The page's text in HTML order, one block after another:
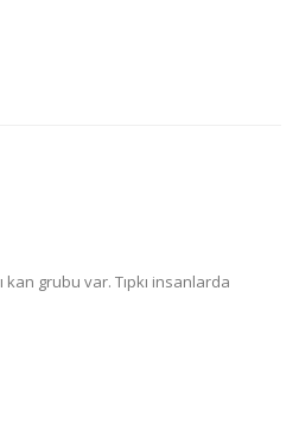
grubu var. Tıpkı insanlarda